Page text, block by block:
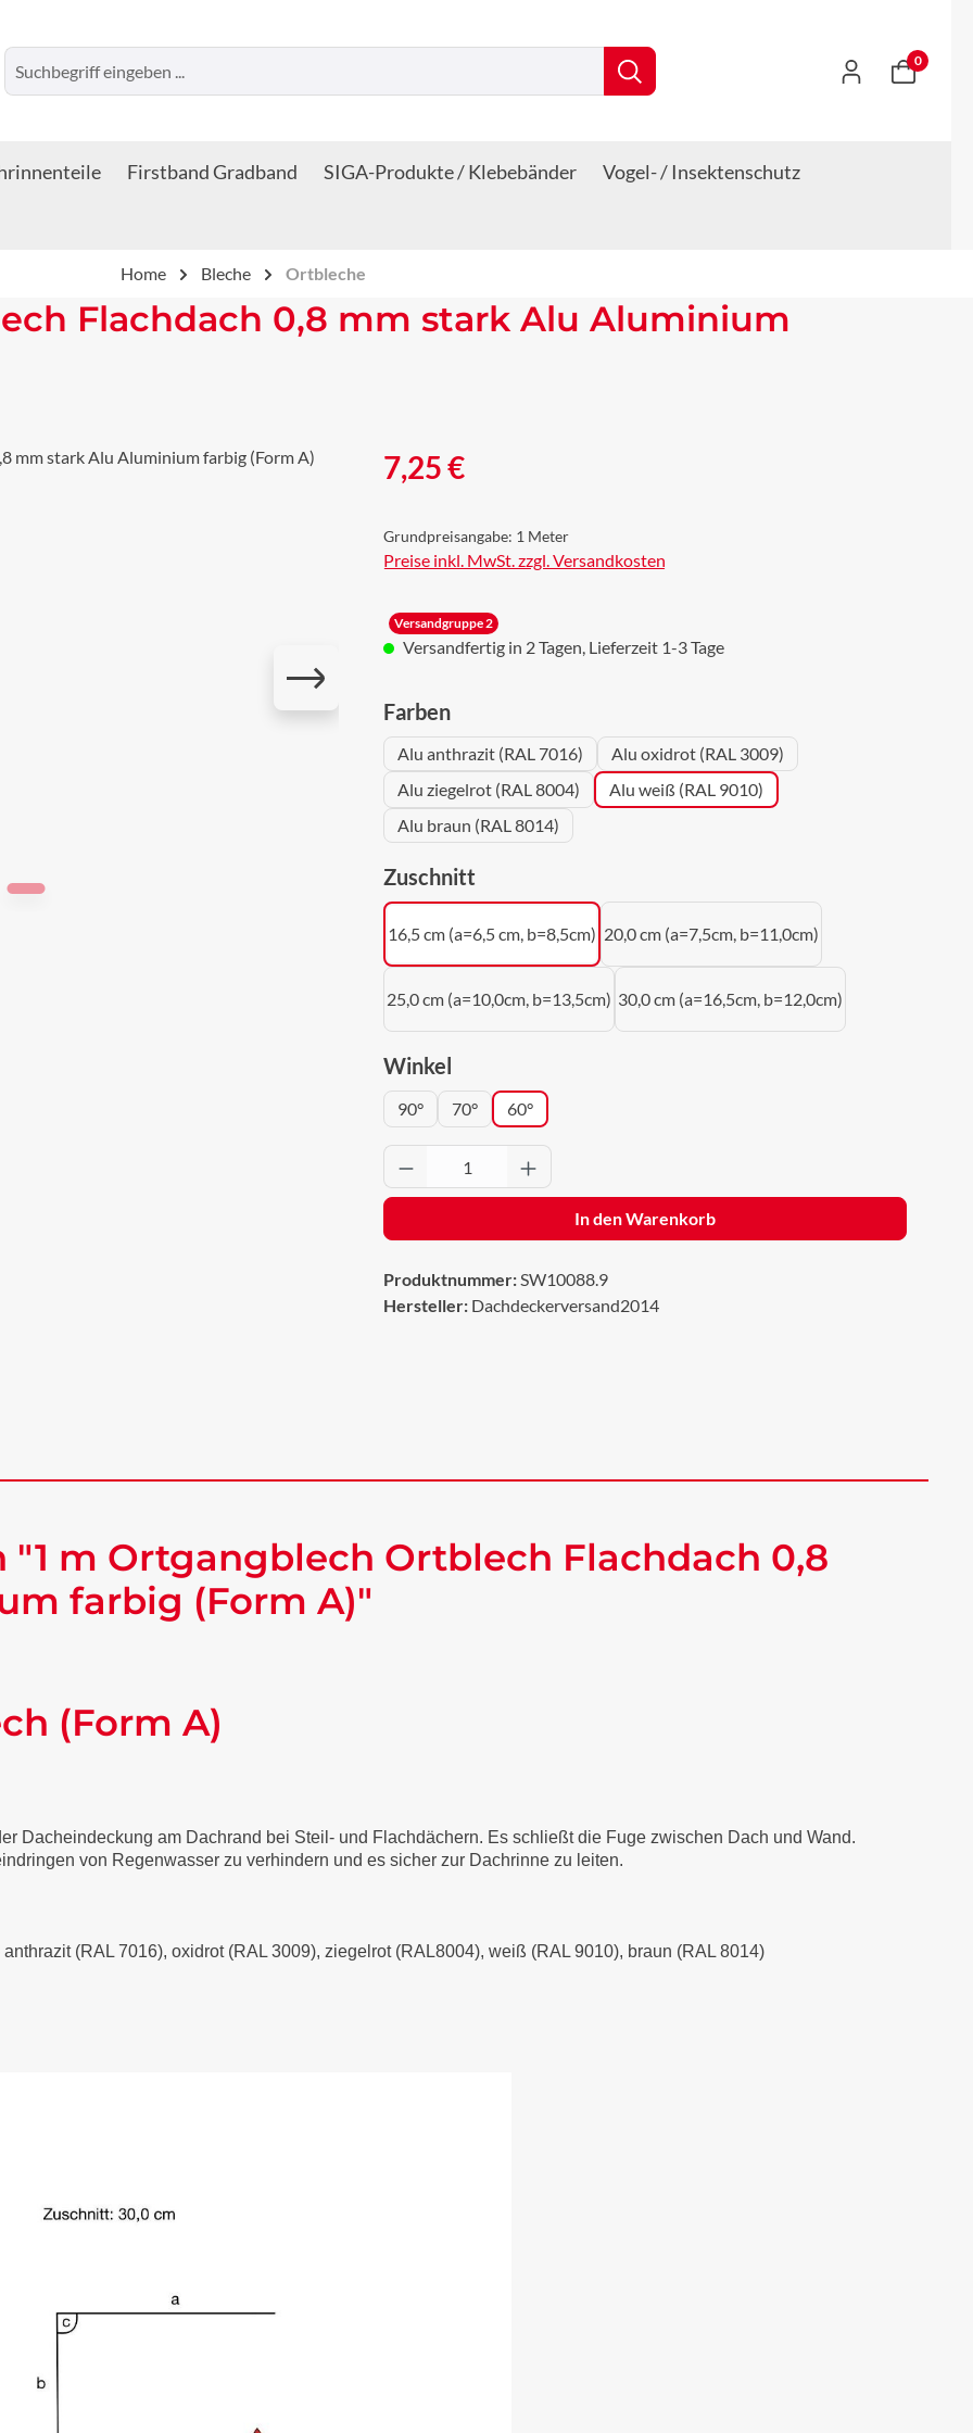
0
Firstband Gradband SIGA-Produkte / Klebebänder
Vogel- / Insektenschutz
Home Bleche Ortbleche
Flachdach 0,8 mm stark Alu Aluminium
Regulärer Preis:
7,25 €
Grundpreisangabe: 1 Meter
Preise inkl. MwSt. zzgl. Versandkosten
Versandgruppe 2
Versandfertig in 2 Tagen, Lieferzeit 1-3 Tage
Farbenauswählen
Alu anthrazit (RAL 7016)
Alu oxidrot (RAL 3009)
Alu ziegelrot (RAL 8004)
Alu weiß (RAL 9010)
Alu braun (RAL 8014)
Zuschnittauswählen
16,5 cm (a=6,5 cm, b=8,5cm) 20,0 cm (a=7,5cm, b=11,0cm)
25,0 cm (a=10,0cm, b=13,5cm) 30,0 cm (a=16,5cm, b=12,0cm)
Winkelauswählen
90° 70° 60°
Produkt Anzahl: Gib den gewünschten Wert ein
In den Warenkorb
Produktnummer:SW10088.9
Hersteller: Dachdeckerversand2014
m Ortgangblech Ortblech Flachdach 0,8
farbig (Form A)"
(Form A)
Dacheindeckung am Dachrand bei Steil- und Flachdächern. Es schließt die Fuge zwischen Dach und Wand.
von Regenwasser zu verhindern und es sicher zur Dachrinne zu leiten.
(RAL 7016), oxidrot (RAL 3009), ziegelrot (RAL8004), weiß (RAL 9010), braun (RAL 8014)